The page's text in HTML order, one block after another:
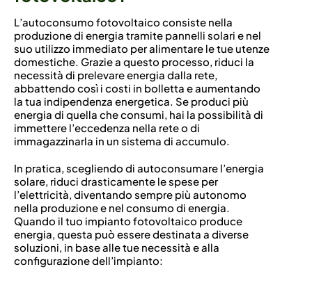
L’autoconsumo fotovoltaico consiste nella
produzione di energia tramite pannelli solari e nel
suo utilizzo immediato per alimentare le tue utenze
domestiche. Grazie a questo processo, riduci la
necessità di prelevare energia dalla rete,
abbattendo così i costi in bolletta e aumentando
la tua indipendenza energetica. Se produci più
energia di quella che consumi, hai la possibilità di
immettere l’eccedenza nella rete o di
immagazzinarla in un sistema di accumulo.
In pratica, scegliendo di autoconsumare l’energia
solare, riduci drasticamente le spese per
l’elettricità, diventando sempre più autonomo
nella produzione e nel consumo di energia.
Quando il tuo impianto fotovoltaico produce
energia, questa può essere destinata a diverse
soluzioni, in base alle tue necessità e alla
configurazione dell’impianto: